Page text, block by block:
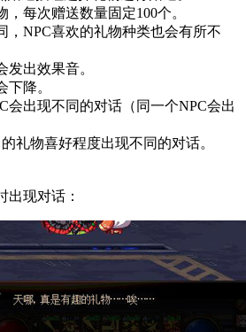
，NPC喜欢的礼物种类也会有所不
发出效果音。
下降。
会出现不同的对话（同一个NPC会出
礼物喜好程度出现不同的对话。
出现对话：